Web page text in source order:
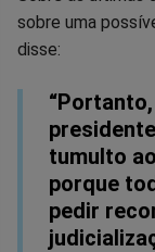
sobre uma
disse:
tumulto
porque
pedir